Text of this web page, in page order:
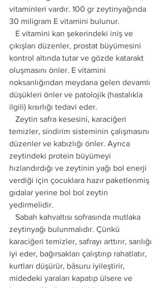
vitaminleri vardır. 100 gr zeytinyağında
30 miligram E vitamini bulunur.
çıkışları düzenler, prostat büyümesini
kontrol altında tutar ve gözde katarakt
oluşmasını önler. E vitamini
noksanlığından meydana gelen devamlı
düşükleri önler ve patolojik (hastalıkla
ilgili) kısırlığı tedavi eder.
temizler, sindirim sisteminin çalışmasını
düzenler ve kabızlığı önler. Ayrıca
zeytindeki protein büyümeyi
hızlandırdığı ve zeytinin yağı bol enerji
verdiği için çocuklara hazır paketlenmiş
gıdalar yerine bol bol zeytin
yedirmelidir.
zeytinyağı bulunmalıdır. Çünkü
karaciğeri temizler, safrayı arttırır, sarılığı
iyi eder, bağırsakları çalıştırıp rahatlatır,
kurtları düşürür, bâsuru iyileştirir,
midedeki yaraları kapatıp ülsere ve